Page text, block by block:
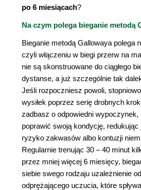
po 6 miesiącach?
Na czym polega bieganie metodą
Bieganie metodą Gallowaya polega
czyli włączeniu w biegi przerw na
nie są skonstruowane do ciągłego
dystanse, a już szczególnie tak
Jeśli rozpoczniesz powoli,
wysiłek poprzez serię drobnych
zadbasz o odpowiedni
poprawić swoją kondycję, redukując
ryzyko zakwasów albo kontuzji
Regularnie trenując 30 – 40 minut
przez mniej więcej 6 miesięcy,
siebie swego rodzaju uzależnienie
odprężającego uczucia, które